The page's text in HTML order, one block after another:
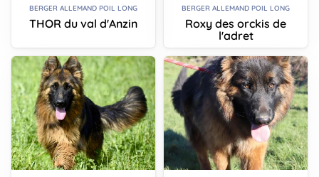
BERGER ALLEMAND POIL LONG
THOR du val d'Anzin
BERGER ALLEMAND POIL LONG
Roxy des orckis de
l'adret